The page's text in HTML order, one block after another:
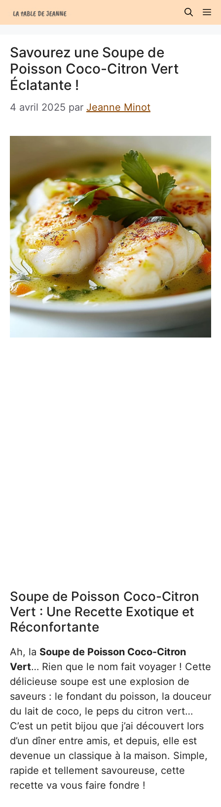
au
Savourez une Soupe de
Poisson Coco-Citron Vert
Éclatante !
4 avril 2025 par Jeanne Minot
Soupe de Poisson Coco-Citron
Vert : Une Recette Exotique et
Réconfortante
Ah, la Soupe de Poisson Coco-Citron
Vert… Rien que le nom fait voyager ! Cette
délicieuse soupe est une explosion de
saveurs : le fondant du poisson, la douceur
du lait de coco, le peps du citron vert…
C’est un petit bijou que j’ai découvert lors
d’un dîner entre amis, et depuis, elle est
devenue un classique à la maison. Simple,
rapide et tellement savoureuse, cette
recette va vous faire fondre !